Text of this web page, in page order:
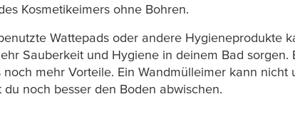
Kosmetikeimers ohne Bohren.
Wattepads oder andere Hygieneprodukte
Sauberkeit und Hygiene in deinem Bad sorgen.
mehr Vorteile. Ein Wandmülleimer kann nicht
noch besser den Boden abwischen.